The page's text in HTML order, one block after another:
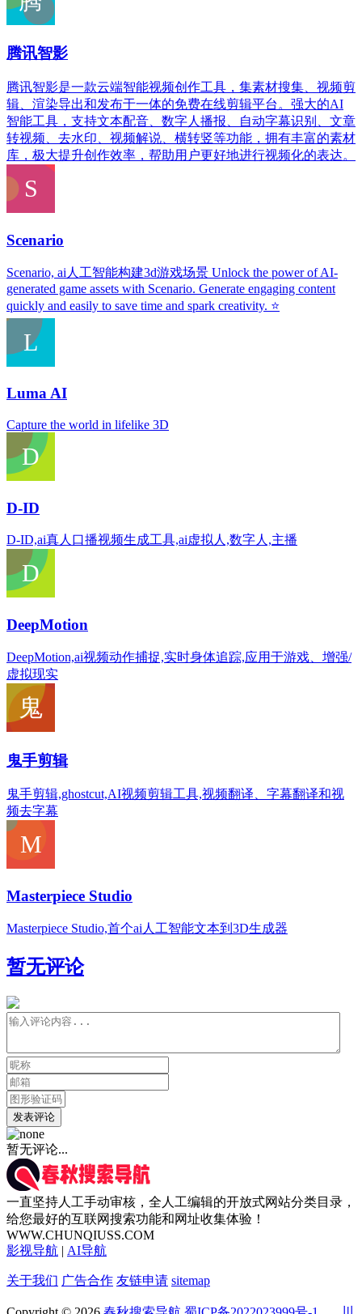
腾讯智影
腾讯智影是一款云端智能视频创作工具，集素材搜集、视频剪
辑、渲染导出和发布于一体的免费在线剪辑平台。强大的AI
智能工具，支持文本配音、数字人播报、自动字幕识别、文章
转视频、去水印、视频解说、横转竖等功能，拥有丰富的素材
库，极大提升创作效率，帮助用户更好地进行视频化的表达。
Scenario
Scenario, ai人工智能构建3d游戏场景 Unlock the power of AI-
generated game assets with Scenario. Generate engaging content
quickly and easily to save time and spark creativity. ⭐️
Luma AI
Capture the world in lifelike 3D
D-ID
D-ID,ai真人口播视频生成工具,ai虚拟人,数字人,主播
DeepMotion
DeepMotion,ai视频动作捕捉,实时身体追踪,应用于游戏、增强/
虚拟现实
鬼手剪辑
鬼手剪辑,ghostcut,AI视频剪辑工具,视频翻译、字幕翻译和视
频去字幕
Masterpiece Studio
Masterpiece Studio,首个ai人工智能文本到3D生成器
暂无评论
发表评论
暂无评论...
一直坚持人工手动审核，全人工编辑的开放式网站分类目录，
给您最好的互联网搜索功能和网址收集体验！
WWW.CHUNQIUSS.COM
影视导航 | AI导航
关于我们 广告合作 友链申请 sitemap